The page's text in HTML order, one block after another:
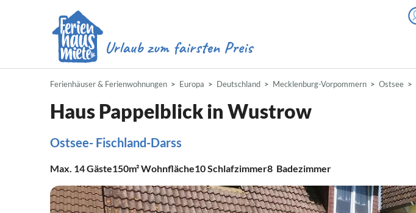
Ferienhäuser & Ferienwohnungen Europa Deutschland Mecklenburg-Vorpommern Ostsee
Haus Pappelblick in Wustrow
Ostsee- Fischland-Darss
Max. 14Gäste150m²Wohnfläche10Schlafzimmer8 Badezimmer